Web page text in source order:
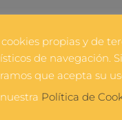
propias y de
de navegación.
que acepta su
Política de